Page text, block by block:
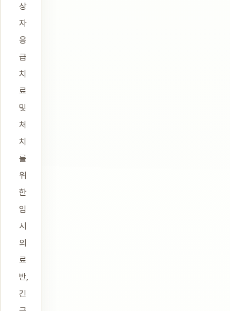
상
자
응
급
치
료
및
처
치
를
위
한
임
시
의
료
반,
긴